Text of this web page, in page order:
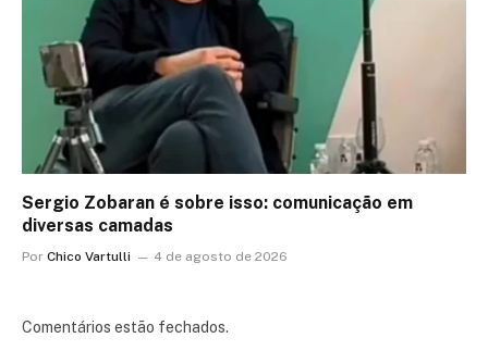
Sergio Zobaran é sobre isso: comunicação em
diversas camadas
Por Chico Vartulli 4 de agosto de 2026
Comentários estão fechados.